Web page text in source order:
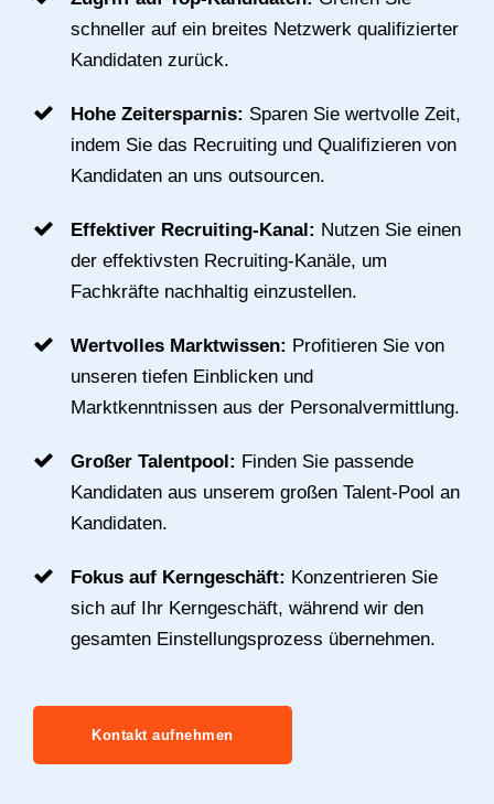
schneller auf ein breites Netzwerk qualifizierter
Kandidaten zurück.
Hohe Zeitersparnis: Sparen Sie wertvolle Zeit,
indem Sie das Recruiting und Qualifizieren von
Kandidaten an uns outsourcen.
Effektiver Recruiting-Kanal: Nutzen Sie einen
der effektivsten Recruiting-Kanäle, um
Fachkräfte nachhaltig einzustellen.
Wertvolles Marktwissen: Profitieren Sie von
unseren tiefen Einblicken und
Marktkenntnissen aus der Personalvermittlung.
Großer Talentpool: Finden Sie passende
Kandidaten aus unserem großen Talent-Pool an
Kandidaten.
Fokus auf Kerngeschäft: Konzentrieren Sie
sich auf Ihr Kerngeschäft, während wir den
gesamten Einstellungsprozess übernehmen.
Kontakt aufnehmen